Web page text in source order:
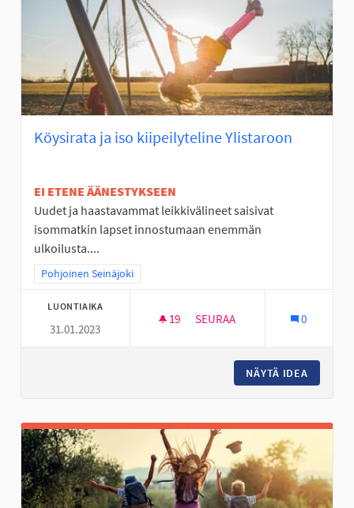
Köysirata ja iso kiipeilyteline Ylistaroon
EI ETENE ÄÄNESTYKSEEN
Uudet ja haastavammat leikkivälineet saisivat
isommatkin lapset innostumaan enemmän
ulkoilusta....
Rajaa tulokset teeman mukaan: Pohjoinen Seinäjoki
Pohjoinen Seinäjoki
LUONTIAIKA
31.01.2023
19 19 SEURAAJAA
SEURAA 0
NÄYTÄ IDEA